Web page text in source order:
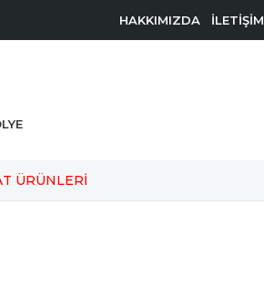
HAKKIMIZDA İLETİŞİM
ÜRÜNLERİ